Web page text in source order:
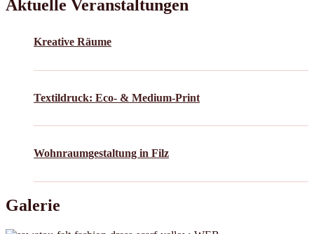
Aktuelle Veranstaltungen
Kreative Räume
Textildruck: Eco- & Medium-Print
Wohnraumgestaltung in Filz
Galerie